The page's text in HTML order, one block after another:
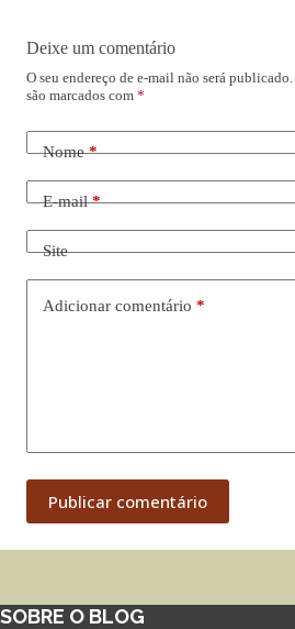
Deixe um comentário
O seu endereço de e-mail não será publicado.
são marcados com *
Nome*
E-mail*
Site
Adicionar comentário *
Publicar comentário
SOBRE O BLOG